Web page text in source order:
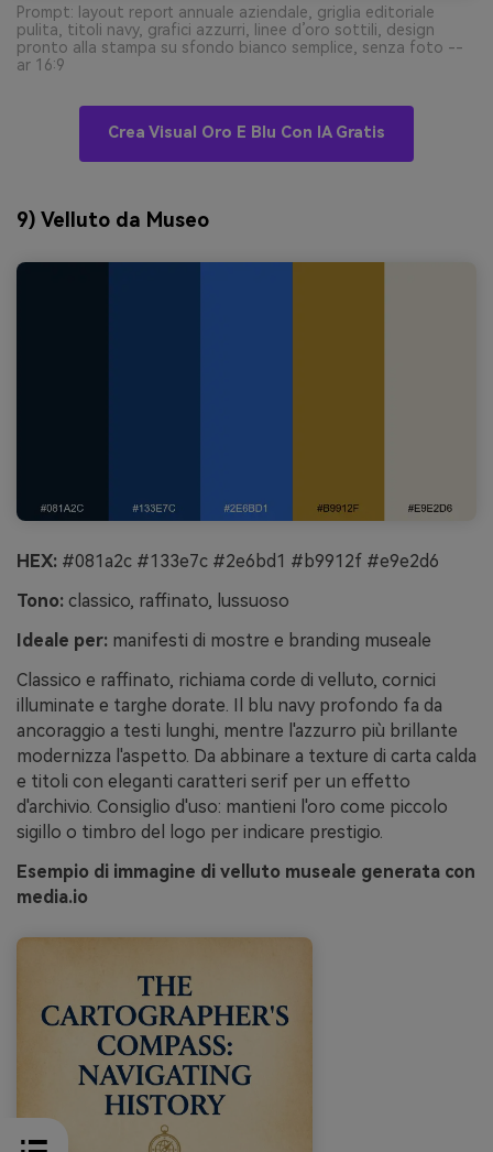
Prompt: layout report annuale aziendale, griglia editoriale
pulita, titoli navy, grafici azzurri, linee d’oro sottili, design
pronto alla stampa su sfondo bianco semplice, senza foto --
ar 16:9
Crea Visual Oro E Blu Con IA Gratis
9) Velluto da Museo
HEX: #081a2c #133e7c #2e6bd1 #b9912f #e9e2d6
Tono: classico, raffinato, lussuoso
Ideale per: manifesti di mostre e branding museale
Classico e raffinato, richiama corde di velluto, cornici
illuminate e targhe dorate. Il blu navy profondo fa da
ancoraggio a testi lunghi, mentre l'azzurro più brillante
modernizza l'aspetto. Da abbinare a texture di carta calda
e titoli con eleganti caratteri serif per un effetto
d'archivio. Consiglio d'uso: mantieni l'oro come piccolo
sigillo o timbro del logo per indicare prestigio.
Esempio di immagine di velluto museale generata con
media.io